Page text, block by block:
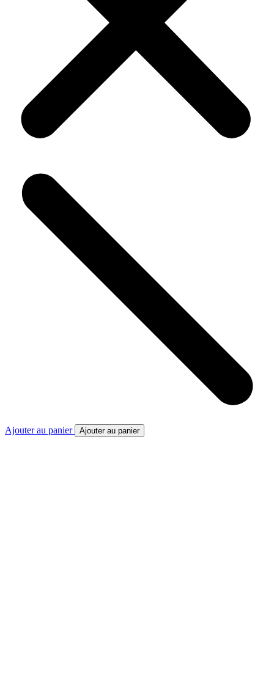
Ajouter au panier Ajouter au panier